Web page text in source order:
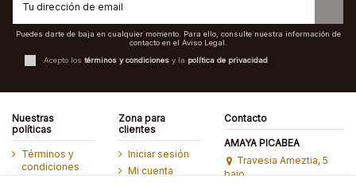
Puedes darte de baja en cualquier momento. Para ello, consulte nuestra información de
contacto en el Aviso Legal.
Acepto los términos y condiciones y la política de privacidad
Nuestras
políticas
Términos y
condiciones
Zona para
clientes
Iniciar sesión
Mi cuenta
Contacto
AMAYA PICABEA
Travesia Ameztia, 5
bajo